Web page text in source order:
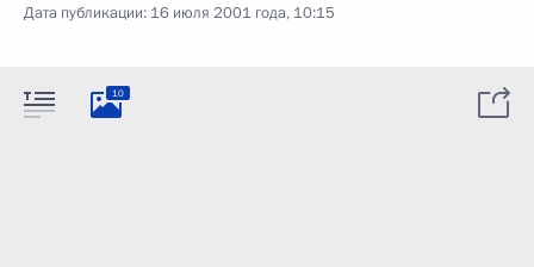
Дата публикации: 16 июля 2001 года, 10:15
10